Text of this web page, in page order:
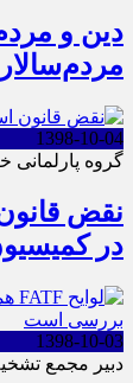
دین و
1398-10-04
گروه پارلمانی
نقض
در
1398-10-03
دبیر مجمع